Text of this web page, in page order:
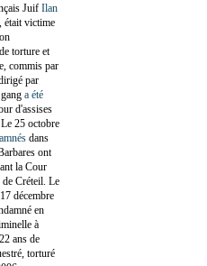
Juif Ilan
était victime
torture et
commis par
par
a été
d'assises
25 octobre
dans
ont
la Cour
de Créteil. Le
décembre
en
à
ans de
torturé